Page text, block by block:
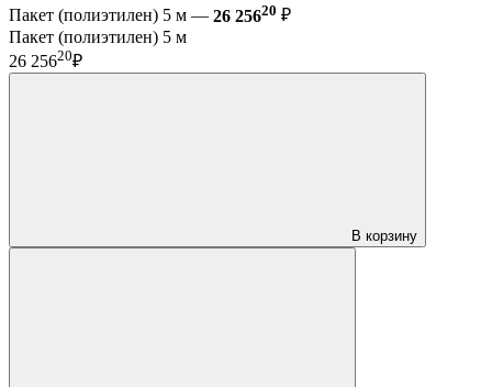
Пакет (полиэтилен) 5 м — 26 25620 ₽
Пакет (полиэтилен) 5 м
26 25620₽
В корзину